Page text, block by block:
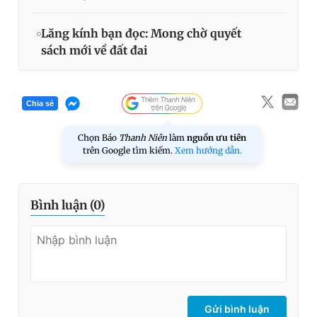
Lăng kính bạn đọc: Mong chờ quyết
sách mới về đất đai
Chia sẻ
Chọn Báo Thanh Niên làm nguồn ưu tiên
trên Google tìm kiếm. Xem hướng dẫn.
Bình luận (0)
Gửi bình luận